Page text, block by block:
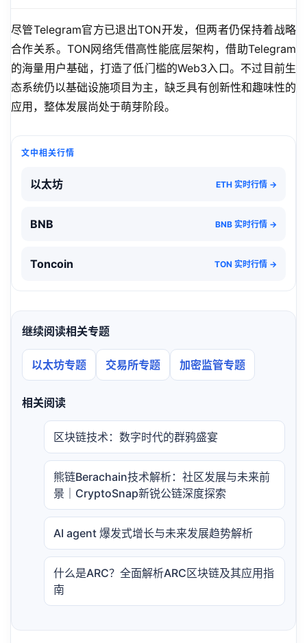
尽管Telegram官方已退出TON开发，但两者仍保持着战略
合作关系。TON网络凭借高性能底层架构，借助Telegram
的海量用户基础，打造了低门槛的Web3入口。不过目前生
态系统仍以基础设施项目为主，缺乏具有创新性和趣味性的
应用，整体发展尚处于萌芽阶段。
文中相关行情
以太坊 ETH 实时行情 →
BNB BNB 实时行情 →
Toncoin TON 实时行情 →
继续阅读相关专题
以太坊专题 交易所专题 加密监管专题
相关阅读
区块链技术：数字时代的群鸦盛宴
熊链Berachain技术解析：社区发展与未来前
景｜CryptoSnap新锐公链深度探索
AI agent 爆发式增长与未来发展趋势解析
什么是ARC？全面解析ARC区块链及其应用指
南